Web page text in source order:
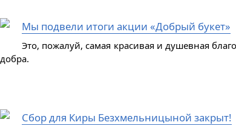
Мы подвели итоги акции «Добрый букет»
Это, пожалуй, самая красивая и душевная
добра.
Сбор для Киры Безхмельницыной закрыт!